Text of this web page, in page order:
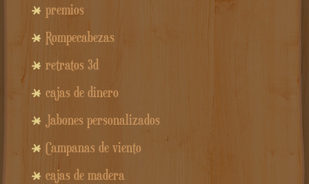
premios
Rompecabezas
retratos 3d
cajas de dinero
Jabones personalizados
Campanas de viento
cajas de madera